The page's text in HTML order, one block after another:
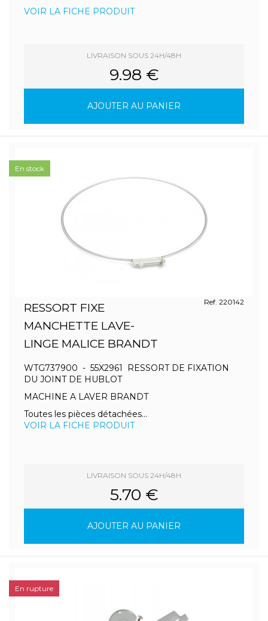
VOIR LA FICHE PRODUIT
LIVRAISON SOUS 24H/48H
9.98 €
AJOUTER AU PANIER
RESSORT FIXE
MANCHETTE LAVE-
LINGE MALICE BRANDT
Ref. 220142
WTG737900 - 55X2961 RESSORT DE FIXATION
DU JOINT DE HUBLOT
MACHINE A LAVER BRANDT
Toutes les pièces détachées...
VOIR LA FICHE PRODUIT
LIVRAISON SOUS 24H/48H
5.70 €
AJOUTER AU PANIER
En stock
En rupture